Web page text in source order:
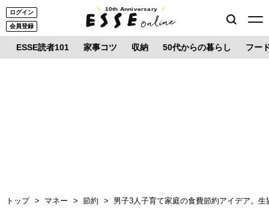
ログイン
会員登録
10th Anniversary
ESSE読者101 家事コツ 収納 50代からの暮らし フー
トップ マネー 節約 男子3人子育て家庭の食費節約アイデア。